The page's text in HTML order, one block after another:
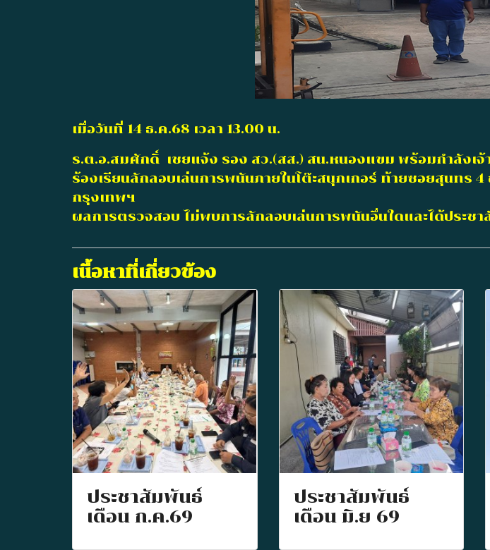
เมื่อวันที่ 14 ธ.ค.68 เวลา 13.00 น.
ร.ต.อ.สมศักดิ์ เชยแจ้ง รอง สว.(สส.) สน.หนองแขม พร้อมกำลังเ
ร้องเรียนลักลอบเล่นการพนันภายในโต๊ะสนุกเกอร์ ท้ายซอยสุนท
กรุงเทพฯ
ผลการตรวจสอบ ไม่พบการลักลอบเล่นการพนันอื่นใดและได้ประช
เนื้อหาที่เกี่ยวข้อง
ประชาสัมพันธ์
เดือน ก.ค.69
ประชาสัมพันธ์
เดือน มิ.ย 69